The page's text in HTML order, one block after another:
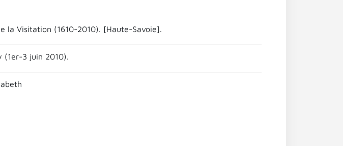
la Visitation (1610-2010). [Haute-Savoie].
(1er-3 juin 2010).